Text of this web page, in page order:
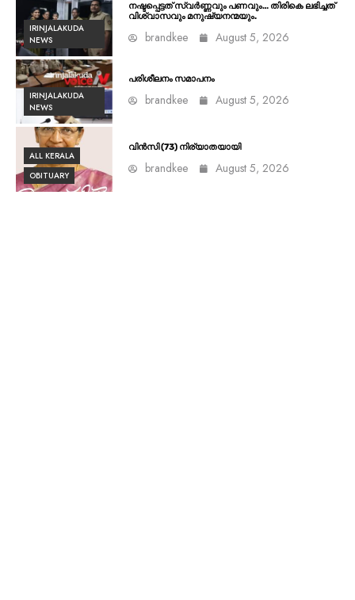
IRINJALAKUDA
NEWS
നഷ്ടപ്പെട്ടത് സ്വർണ്ണവും പണവും… തിരികെ ലഭിച്ചത്
വിശ്വാസവും മനുഷ്യനന്മയും.
brandkee August 5, 2026
IRINJALAKUDA
NEWS
പരിശീലനം സമാപനം
brandkee August 5, 2026
ALL KERALA
OBITUARY
വിൻസി (73) നിര്യാതയായി
brandkee August 5, 2026